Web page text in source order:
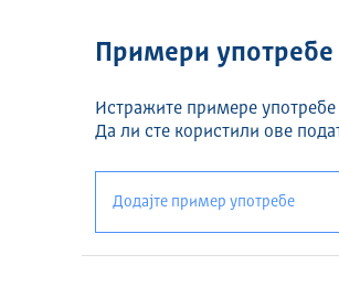
Примери употребе
Истражите примере употребе
Да ли сте користили ове
Додајте пример употребе